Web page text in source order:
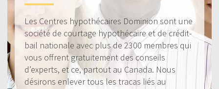
Les Centres hypothécaires Dominion sont une
société de courtage hypothécaire et de crédit-
bail nationale avec plus de 2300 membres qui
vous offrent gratuitement des conseils
d’experts, et ce, partout au Canada. Nous
désirons enlever tous les tracas liés au